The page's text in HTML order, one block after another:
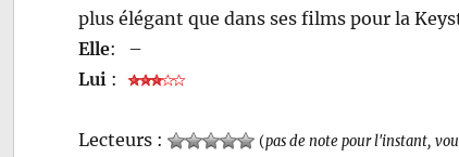
plus élégant que dans ses films pour la
Elle:
–
Lui :
Lecteurs : (pas de note pour l'instant,